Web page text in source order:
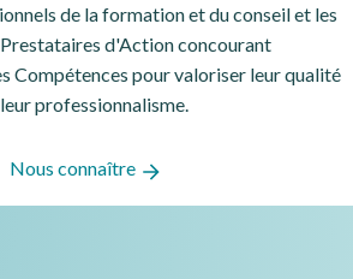
de la formation et du conseil et les
d'Action concourant
Compétences pour valoriser leur qualité
professionnalisme.
Nous connaître